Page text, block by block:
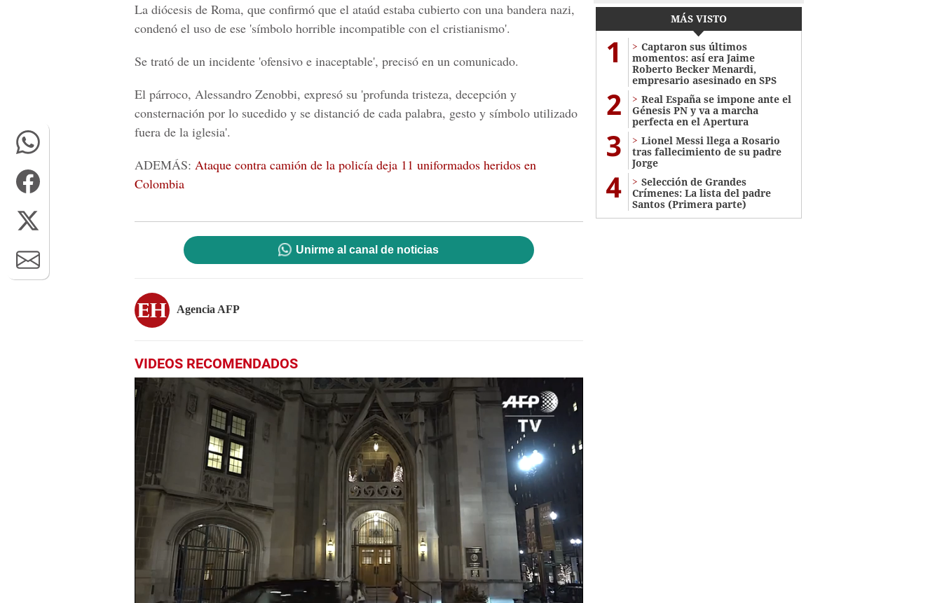
La diócesis de Roma, que confirmó que el ataúd estaba cubierto con una bandera nazi,
condenó el uso de ese 'símbolo horrible incompatible con el cristianismo'.
Se trató de un incidente 'ofensivo e inaceptable', precisó en un comunicado.
El párroco, Alessandro Zenobbi, expresó su 'profunda tristeza, decepción y
consternación por lo sucedido y se distanció de cada palabra, gesto y símbolo utilizado
fuera de la iglesia'.
ADEMÁS: Ataque contra camión de la policía deja 11 uniformados heridos en
Colombia
Unirme al canal de noticias
Agencia AFP
VIDEOS RECOMENDADOS
MÁS VISTO
1
Captaron sus últimos
momentos: así era Jaime
Roberto Becker Menardi​​​,
empresario asesinado en SPS
2
Real España se impone ante el
Génesis PN y va a marcha
perfecta en el Apertura
3
Lionel Messi llega a Rosario
tras fallecimiento de su padre
Jorge
4
Selección de Grandes
Crímenes: La lista del padre
Santos (Primera parte)